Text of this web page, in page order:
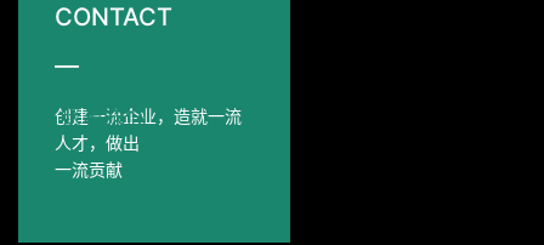
CONTACT
—
创建一流企业，造就一流
人才，做出
一流贡献
联系我们
——————